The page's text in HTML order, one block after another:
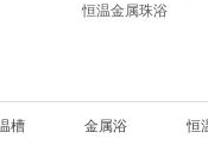
恒温金属珠浴
槽 金属浴 恒